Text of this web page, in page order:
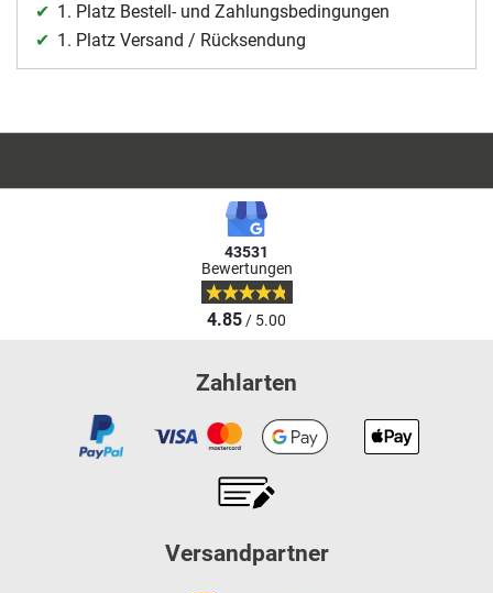
1. Platz Bestell- und Zahlungsbedingungen
1. Platz Versand / Rücksendung
43531
Bewertungen
4.85/ 5.00
Zahlarten
Versandpartner